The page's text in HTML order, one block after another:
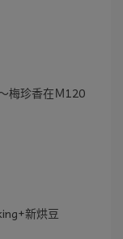
梅珍香在Ｍ120
新烘豆